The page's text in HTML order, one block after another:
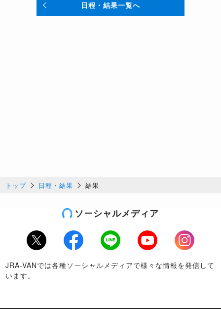
日程・結果一覧へ
トップ 日程・結果 結果
ソーシャルメディア
Twitter Facebook LINE Youtube
Instagram
JRA-VANでは各種ソーシャルメディアで様々な情報を発信して
います。